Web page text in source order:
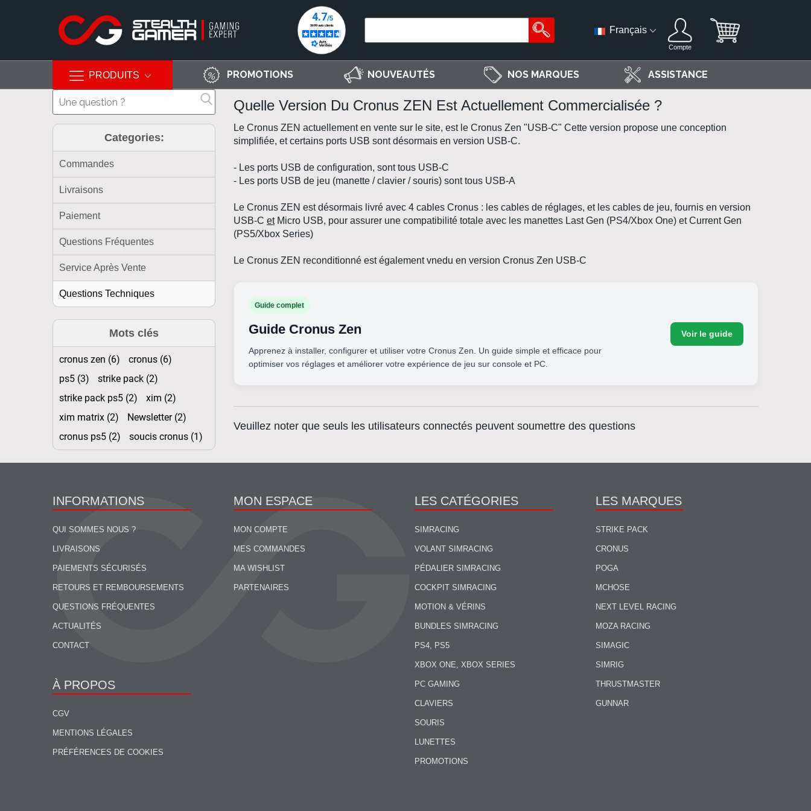
PRODUITS
Français
Compte
PROMOTIONS NOUVEAUTÉS NOS MARQUES ASSISTANCE
Quelle Version Du Cronus ZEN Est Actuellement Commercialisée ?
Le Cronus ZEN actuellement en vente sur le site, est le Cronus Zen "USB-C" Cette version propose une conception
simplifiée, et certains ports USB sont désormais en version USB-C.
- Les ports USB de configuration, sont tous USB-C
- Les ports USB de jeu (manette / clavier / souris) sont tous USB-A
Le Cronus ZEN est désormais livré avec 4 cables Cronus : les cables de réglages, et les cables de jeu, fournis en version
USB-C etMicro USB, pour assurer une compatibilité totale avec les manettes Last Gen (PS4/Xbox One) et Current Gen
(PS5/Xbox Series)
Le Cronus ZEN reconditionné est également vnedu en version Cronus Zen USB-C
Guide complet
Guide Cronus Zen
Apprenez à installer, configurer et utiliser votre Cronus Zen. Un guide simple et efficace pour
optimiser vos réglages et améliorer votre expérience de jeu sur console et PC.
Voir le guide
Veuillez noter que seuls les utilisateurs connectés peuvent soumettre des questions
Categories:
Commandes
Livraisons
Paiement
Questions Fréquentes
Service Après Vente
Questions Techniques
Mots clés
cronus zen (6)
cronus (6)
ps5 (3)
strike pack (2)
strike pack ps5 (2)
xim (2)
xim matrix (2)
Newsletter (2)
cronus ps5 (2)
soucis cronus (1)
INFORMATIONS
QUI SOMMES NOUS ?
LIVRAISONS
PAIEMENTS SÉCURISÉS
RETOURS ET REMBOURSEMENTS
QUESTIONS FRÉQUENTES
ACTUALITÉS
CONTACT
À PROPOS
CGV
MENTIONS LÉGALES
PRÉFÉRENCES DE COOKIES
MON ESPACE
MON COMPTE
MES COMMANDES
MA WISHLIST
PARTENAIRES
LES CATÉGORIES
SIMRACING
VOLANT SIMRACING
PÉDALIER SIMRACING
COCKPIT SIMRACING
MOTION & VÉRINS
BUNDLES SIMRACING
PS4, PS5
XBOX ONE, XBOX SERIES
PC GAMING
CLAVIERS
SOURIS
LUNETTES
PROMOTIONS
LES MARQUES
STRIKE PACK
CRONUS
POGA
MCHOSE
NEXT LEVEL RACING
MOZA RACING
SIMAGIC
SIMRIG
THRUSTMASTER
GUNNAR